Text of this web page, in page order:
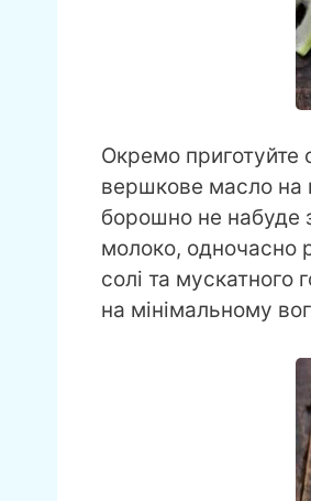
Окремо приготуйте
вершкове масло на
борошно не набуде
молоко, одночасно
солі та мускатного
на мінімальному